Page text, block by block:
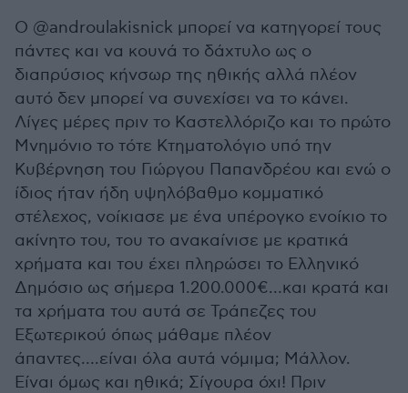
Ο @androulakisnick μπορεί να κατηγορεί τους
πάντες και να κουνά το δάχτυλο ως ο
διαπρύσιος κήνσωρ της ηθικής αλλά πλέον
αυτό δεν μπορεί να συνεχίσει να το κάνει.
Λίγες μέρες πριν το Καστελλόριζο και το πρώτο
Μνημόνιο το τότε Κτηματολόγιο υπό την
Κυβέρνηση του Γιώργου Παπανδρέου και ενώ ο
ίδιος ήταν ήδη υψηλόβαθμο κομματικό
στέλεχος, νοίκιασε με ένα υπέρογκο ενοίκιο το
ακίνητο του, του το ανακαίνισε με κρατικά
χρήματα και του έχει πληρώσει το Ελληνικό
Δημόσιο ως σήμερα 1.200.000€…και κρατά και
τα χρήματα του αυτά σε Τράπεζες του
Εξωτερικού όπως μάθαμε πλέον
άπαντες….είναι όλα αυτά νόμιμα; Μάλλον.
Είναι όμως και ηθικά; Σίγουρα όχι! Πριν